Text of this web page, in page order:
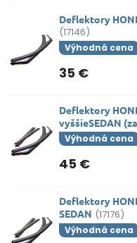
Deflektory
(17146)
Výhodná cena
35 €
Deflektory
vyššieSEDAN
Výhodná cena
45 €
Deflektory
SEDAN (17176)
Výhodná cena